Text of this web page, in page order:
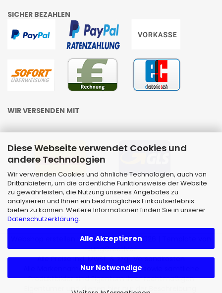
Diese Webseite verwendet Cookies und
andere Technologien
Wir verwenden Cookies und ähnliche Technologien, auch von
Drittanbietern, um die ordentliche Funktionsweise der Website
zu gewährleisten, die Nutzung unseres Angebotes zu
analysieren und Ihnen ein bestmögliches Einkaufserlebnis
bieten zu können. Weitere Informationen finden Sie in unserer
Datenschutzerklärung.
Alle Akzeptieren
Nur Notwendige
SICHER BEZAHLEN
WIR VERSENDEN MIT
mit Gambio.de © 2026 | Template von
JungCreative.
Alle Preise inkl. MwSt. & zzgl. Versandkosten
Alle Markennamen, Warenzeichen sowie sämtliche
Produktbilder sind Eigentum Ihrer rechtmäßigen
Eigentümer und dienen hier nur der Beschreibung.